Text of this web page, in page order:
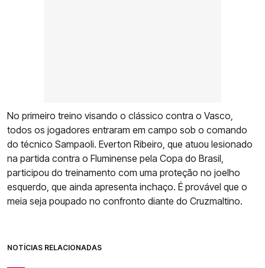
No primeiro treino visando o clássico contra o Vasco,
todos os jogadores entraram em campo sob o comando
do técnico Sampaoli. Everton Ribeiro, que atuou lesionado
na partida contra o Fluminense pela Copa do Brasil,
participou do treinamento com uma proteção no joelho
esquerdo, que ainda apresenta inchaço. É provável que o
meia seja poupado no confronto diante do Cruzmaltino.
NOTÍCIAS RELACIONADAS